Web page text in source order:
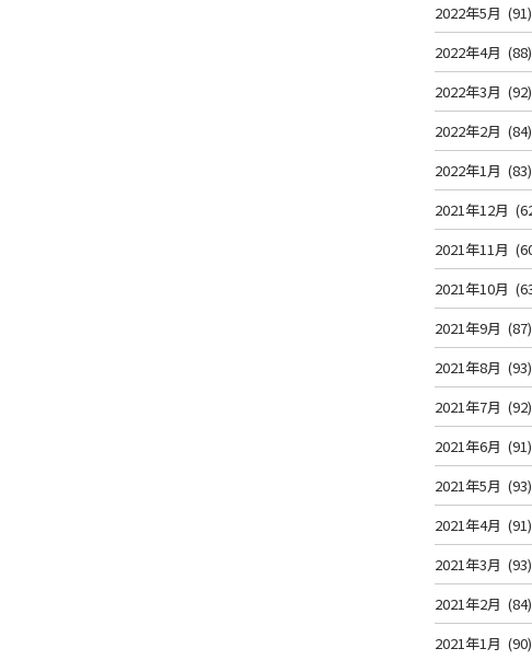
2022年5月 (91)
2022年4月 (88)
2022年3月 (92)
2022年2月 (84)
2022年1月 (83)
2021年12月
2021年11月
2021年10月
2021年9月 (87)
2021年8月 (93)
2021年7月 (92)
2021年6月 (91)
2021年5月 (93)
2021年4月 (91)
2021年3月 (93)
2021年2月 (84)
2021年1月 (90)